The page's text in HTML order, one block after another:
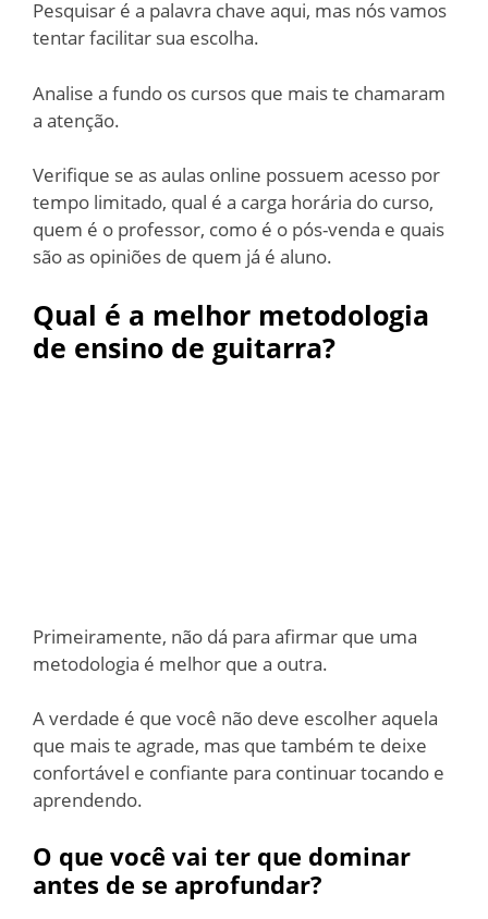
Pesquisar é a palavra chave aqui, mas nós vamos
tentar facilitar sua escolha.
Analise a fundo os cursos que mais te chamaram
a atenção.
Verifique se as aulas online possuem acesso por
tempo limitado, qual é a carga horária do curso,
quem é o professor, como é o pós-venda e quais
são as opiniões de quem já é aluno.
Qual é a melhor metodologia
de ensino de guitarra?
Primeiramente, não dá para afirmar que uma
metodologia é melhor que a outra.
A verdade é que você não deve escolher aquela
que mais te agrade, mas que também te deixe
confortável e confiante para continuar tocando e
aprendendo.
O que você vai ter que dominar
antes de se aprofundar?